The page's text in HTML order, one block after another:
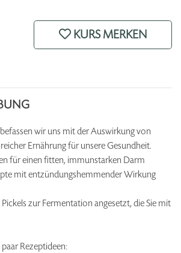
KURS MERKEN
wir uns mit der Auswirkung von
Ernährung für unsere Gesundheit.
für einen fitten, immunstarken Darm
mit entzündungshemmender Wirkung
zur Fermentation angesetzt, die Sie mit
Rezeptideen: